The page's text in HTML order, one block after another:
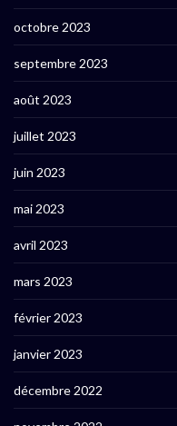
octobre 2023
septembre 2023
août 2023
juillet 2023
juin 2023
mai 2023
avril 2023
mars 2023
février 2023
janvier 2023
décembre 2022